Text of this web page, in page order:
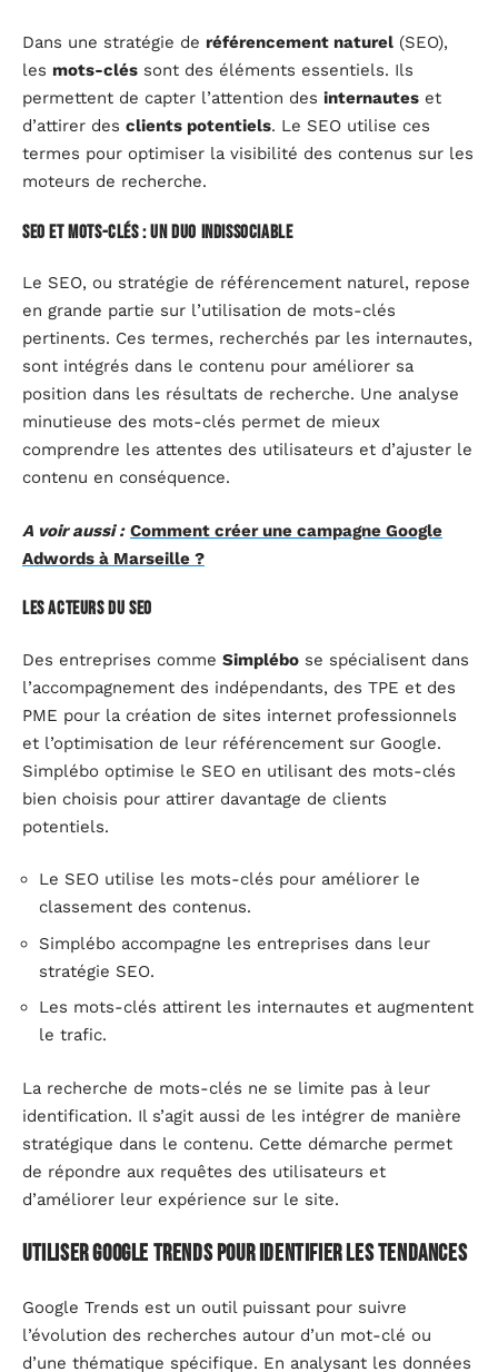
Dans une stratégie de référencement naturel (SEO),
les mots-clés sont des éléments essentiels. Ils
permettent de capter l’attention des internautes et
d’attirer des clients potentiels. Le SEO utilise ces
termes pour optimiser la visibilité des contenus sur les
moteurs de recherche.
SEO et mots-clés : un duo indissociable
Le SEO, ou stratégie de référencement naturel, repose
en grande partie sur l’utilisation de mots-clés
pertinents. Ces termes, recherchés par les internautes,
sont intégrés dans le contenu pour améliorer sa
position dans les résultats de recherche. Une analyse
minutieuse des mots-clés permet de mieux
comprendre les attentes des utilisateurs et d’ajuster le
contenu en conséquence.
A voir aussi : Comment créer une campagne Google
Adwords à Marseille ?
Les acteurs du SEO
Des entreprises comme Simplébo se spécialisent dans
l’accompagnement des indépendants, des TPE et des
PME pour la création de sites internet professionnels
et l’optimisation de leur référencement sur Google.
Simplébo optimise le SEO en utilisant des mots-clés
bien choisis pour attirer davantage de clients
potentiels.
Le SEO utilise les mots-clés pour améliorer le
classement des contenus.
Simplébo accompagne les entreprises dans leur
stratégie SEO.
Les mots-clés attirent les internautes et augmentent
le trafic.
La recherche de mots-clés ne se limite pas à leur
identification. Il s’agit aussi de les intégrer de manière
stratégique dans le contenu. Cette démarche permet
de répondre aux requêtes des utilisateurs et
d’améliorer leur expérience sur le site.
Utiliser Google Trends pour identifier les tendances
Google Trends est un outil puissant pour suivre
l’évolution des recherches autour d’un mot-clé ou
d’une thématique spécifique. En analysant les données